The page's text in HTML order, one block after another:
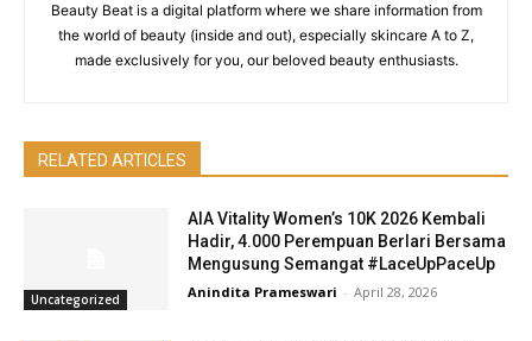
Beauty Beat is a digital platform where we share information from
the world of beauty (inside and out), especially skincare A to Z,
made exclusively for you, our beloved beauty enthusiasts.
RELATED ARTICLES
Uncategorized
AIA Vitality Women’s 10K 2026 Kembali
Hadir, 4.000 Perempuan Berlari Bersama
Mengusung Semangat #LaceUpPaceUp
Anindita Prameswari - April 28, 2026